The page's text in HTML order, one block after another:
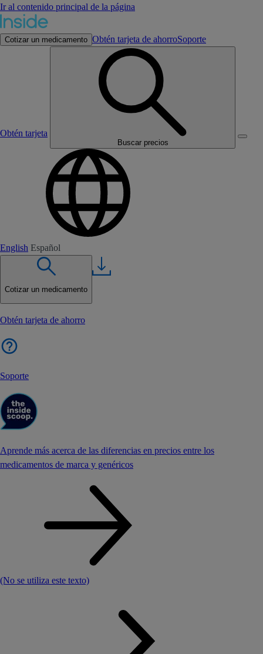
Ir al contenido principal de la página
Cotizar un medicamento Obtén tarjeta de ahorroSoporte
Obtén tarjeta
Buscar precios
English Español
Cotizar un medicamento
Obtén tarjeta de ahorro
Soporte
Aprende más acerca de las diferencias en precios entre los
medicamentos de marca y genéricos
(No se utiliza este texto)